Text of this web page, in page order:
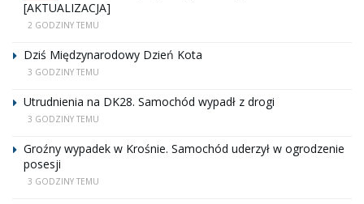
[AKTUALIZACJA]
2 GODZINY TEMU
Dziś Międzynarodowy Dzień Kota
3 GODZINY TEMU
Utrudnienia na DK28. Samochód wypadł z drogi
3 GODZINY TEMU
Groźny wypadek w Krośnie. Samochód uderzył w ogrodzenie
posesji
3 GODZINY TEMU